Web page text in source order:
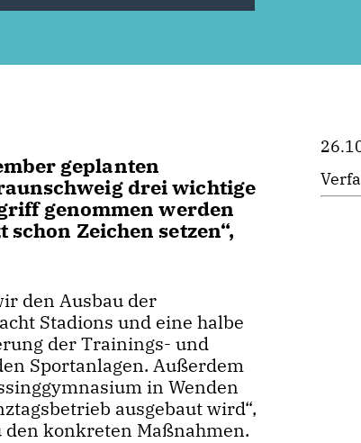
geplanten
drei wichtige
genommen werden
Zeichen setzen“,
den Ausbau der
Stadions und eine halbe
der Trainings- und
Sportanlagen. Außerdem
in Wenden
ausgebaut wird“,
konkreten Maßnahmen.